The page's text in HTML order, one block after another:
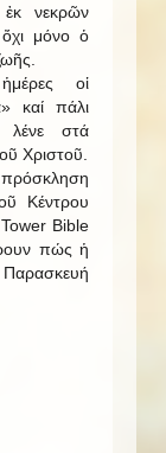
νεκρῶν
ὄχι μόνο ὁ
οἱ
καί πάλι
λένε στά
Χριστοῦ.
Κέντρου
Bible
πώς ἡ
Παρασκευή